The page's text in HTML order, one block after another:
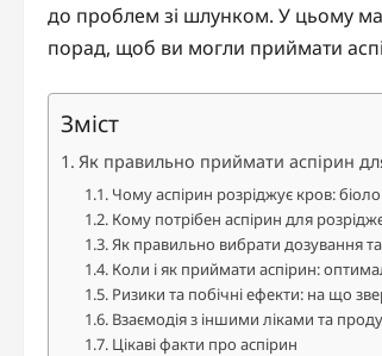
до проблем зі шлунком. У цьому
порад, щоб ви могли приймати
Зміст
Як правильно приймати аспірин
Чому аспірин розріджує кров:
Кому потрібен аспірин для
Як правильно вибрати дозування
Коли і як приймати аспірин:
Ризики та побічні ефекти: на що
Взаємодія з іншими ліками та
Цікаві факти про аспірин